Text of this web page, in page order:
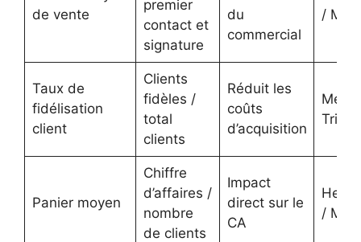
de vente
premier
contact et
signature
du
commercial
/
Taux de
fidélisation
client
Clients
fidèles /
total
clients
Réduit les
coûts
d’acquisition
Panier moyen
Chiffre
d’affaires /
nombre
de clients
Impact
direct sur le
CA
/